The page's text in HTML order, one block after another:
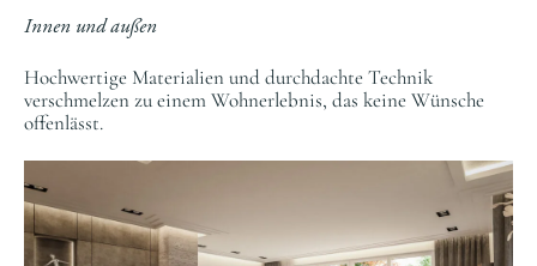
Innen und außen
Hochwertige Materialien und durchdachte Technik
verschmelzen zu einem Wohnerlebnis, das keine Wünsche
offenlässt.